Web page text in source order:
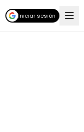
Iniciar sesión